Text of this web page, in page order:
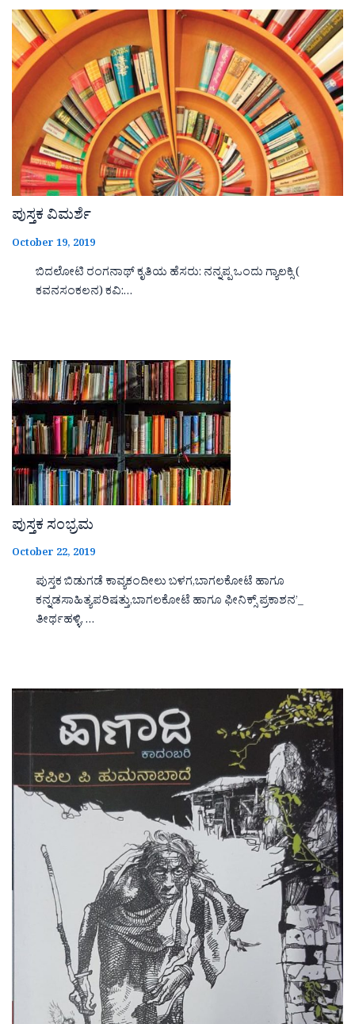
ಪುಸ್ತಕ ವಿಮರ್ಶೆ
October 19, 2019
ಬಿದಲೋಟಿ ರಂಗನಾಥ್ ಕೃತಿಯ ಹೆಸರು: ನನ್ನಪ್ಪ ಒಂದು ಗ್ಯಾಲಕ್ಸಿ (
ಕವನಸಂಕಲನ) ಕವಿ:…
ಪುಸ್ತಕ ಸಂಭ್ರಮ
October 22, 2019
ಪುಸ್ತಕ ಬಿಡುಗಡೆ ಕಾವ್ಯಕಂದೀಲು ಬಳಗ,ಬಾಗಲಕೋಟೆ ಹಾಗೂ
ಕನ್ನಡಸಾಹಿತ್ಯಪರಿಷತ್ತು,ಬಾಗಲಕೋಟೆ ಹಾಗೂ ಫೀನಿಕ್ಸ್ ಪ್ರಕಾಶನ’_
ತೀರ್ಥಹಳ್ಳಿ, …